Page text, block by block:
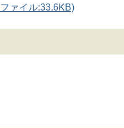
ァイル:33.6KB)